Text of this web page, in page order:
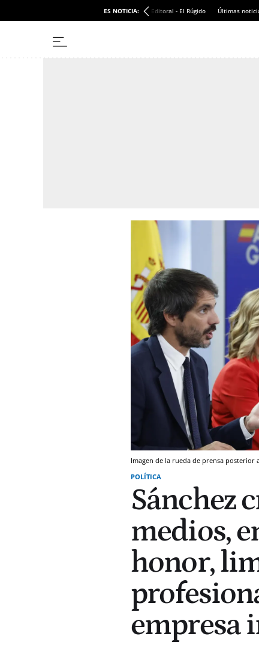
ES NOTICIA: Editoral - El Rúgido Últimas
Imagen de la rueda de prensa posterior
POLÍTICA
Sánchez
medios,
honor,
empresa